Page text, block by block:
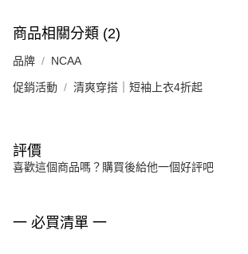
商品相關分類 (2)
品牌 NCAA
促銷活動 清爽穿搭｜短袖上衣4折起
評價
喜歡這個商品嗎？購買後給他一個好評吧
一 必買清單 一